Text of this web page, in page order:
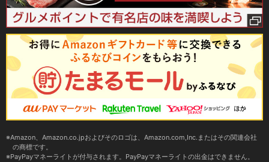
Amazon、Amazon.co.jpおよびそのロゴは、Amazon.com,Inc.またはその関連会社
の商標です。
PayPayマネーライトが付与されます。PayPayマネーライトの出金はできません。